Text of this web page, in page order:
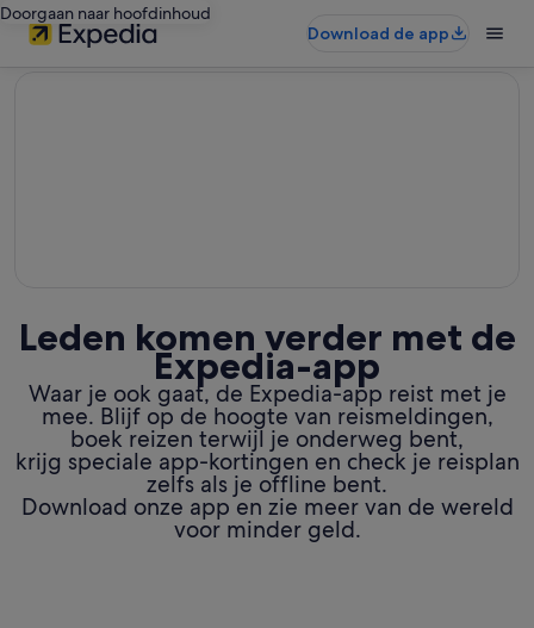
Doorgaan naar hoofdinhoud
Download de app
Leden komen verder met de
Expedia-app
Waar je ook gaat, de Expedia-app reist met je
mee. Blijf op de hoogte van reismeldingen,
boek reizen terwijl je onderweg bent,
krijg speciale app-kortingen en check je reisplan
zelfs als je offline bent.
Download onze app en zie meer van de wereld
voor minder geld.